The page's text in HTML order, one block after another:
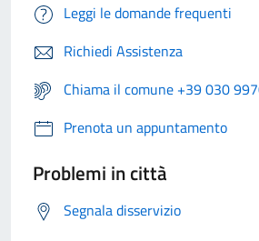
Leggi le domande frequenti
Richiedi Assistenza
Chiama il comune +39 030
Prenota un appuntamento
Problemi in città
Segnala disservizio